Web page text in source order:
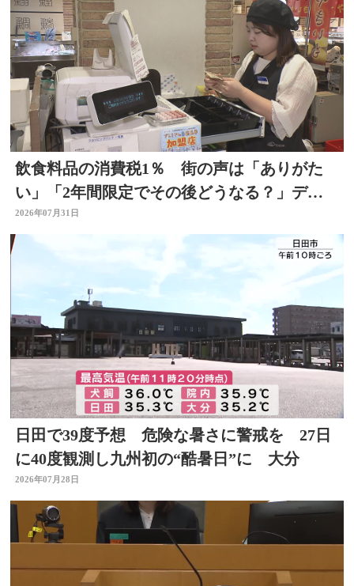
飲食料品の消費税1％ 街の声は「ありがた
い」「2年間限定でその後どうなる？」デパ
ートの反応は 大分
2026年07月31日
日田で39度予想 危険な暑さに警戒を 27日
に40度観測し九州初の“酷暑日”に 大分
2026年07月28日